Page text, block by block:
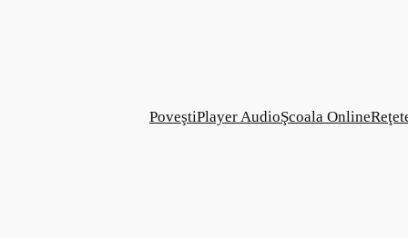
PoveştiPlayer AudioŞcoala Online